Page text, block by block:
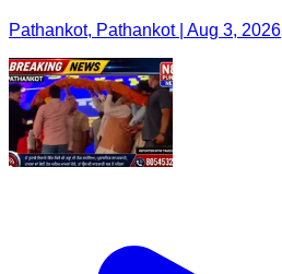
Pathankot, Pathankot | Aug 3, 2026